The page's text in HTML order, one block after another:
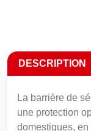
DESCRIPTION
La barrière de
une protection
domestiques,